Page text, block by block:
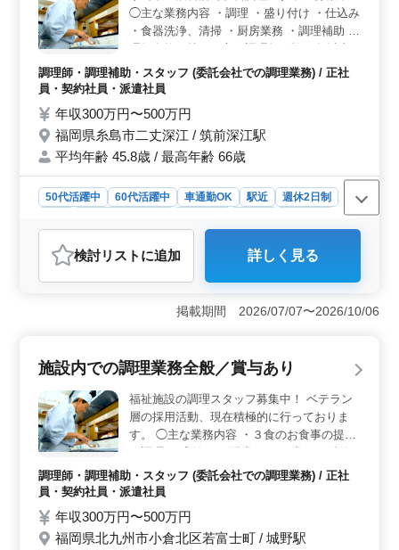
の平均年齢が48.5歳と、中高年も活躍中で、年齢を気に
せず活躍できる環境です。
◯主な業務内容 ・調理 ・盛り付け ・仕込み
・食器洗浄、清掃 ・厨房業務 ・調理補助 調
の方は条件面優遇します！ 培ってきた経
験・スキルを若手に伝えていきませんか？
50歳以上活躍中 ＊60歳以上活躍中
調理師・調理補助・スタッフ (委託会社での調理業務) / 正社
員・契約社員・派遣社員
年収300万円〜500万円
福岡県糸島市二丈深江 / 筑前深江駅
平均年齢 45.8歳 / 最高年齢 66歳
50代活躍中 60代活躍中 車通勤OK 駅近
週休2日制
調理師・調理補助・スタッフ
おすすめポイント
＜スキルと経験を活かせる環境＞ 20年以上の調理経験者
は条件面で優遇され、豊富な経験を活かして若手に技術
を伝えるチャンスがあります。長年の技術を後進に伝え
ているため、交通費の負担が軽減されます。また、最寄
り駅からも近いので、公共交通機関でもアクセスが良好
です。 ＜シニア層が活躍中＞ 中高年のスタッフが活
躍しており、シニア世代も歓迎される職場です。年齢に
関係なく経験を評価する環境で、安心して働けます。
検討リスト に追加 詳しく見る
掲載期間 2026/07/07〜2026/10/06
施設内での調理業務全般／賞与あり
福祉施設の調理スタッフ募集中！ ベテラン
層の採用活動、現在積極的に行っておりま
す。 ◯主な業務内容 ・３食のお食事の提供
・調理 ・盛付け ・配膳、 ・下膳、 ・洗浄
・清掃 ・切り込み等 マイカー通勤OK。無
料駐車場もあり、毎日の通勤ストレスも少な
人も活躍中。 今までの経験を活かして、厨
房で活躍してみませんか？
調理師・調理補助・スタッフ (委託会社での調理業務) / 正社
員・契約社員・派遣社員
年収300万円〜500万円
福岡県北九州市小倉北区若富士町 / 城野駅